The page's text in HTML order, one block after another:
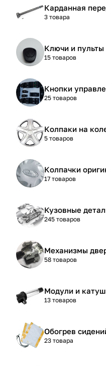
Карданная
3 товара
Ключи и
15 товаров
Кнопки
25 товаров
Колпаки на
5 товаров
Колпачки
17 товаров
Кузовные
245 товаров
Механизмы
58 товаров
Модули и
13 товаров
Обогрев
23 товара